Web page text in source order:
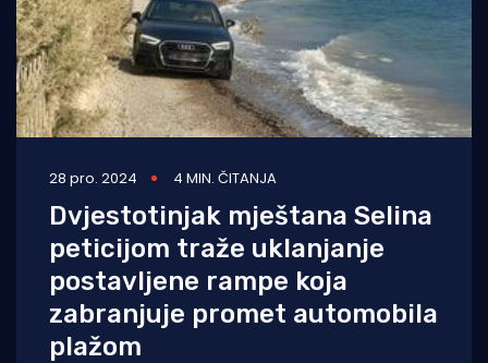
28 pro. 2024 4 MIN. ČITANJA
Dvjestotinjak mještana Selina
peticijom traže uklanjanje
postavljene rampe koja
zabranjuje promet automobila
plažom